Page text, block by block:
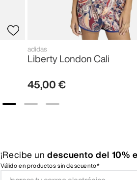
adidas
Liberty London Cali
45,00 €
¡Recibe un descuento del 10%
Válido en productos sin descuento*